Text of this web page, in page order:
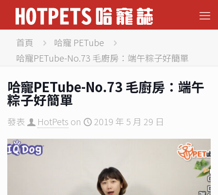
首頁
哈寵 PETube
哈寵PETube-No.73 毛廚房：端午粽子好簡單
哈寵PETube-No.73 毛廚房：端午
粽子好簡單
發表 HotPets on 2019 年 5 月 29 日